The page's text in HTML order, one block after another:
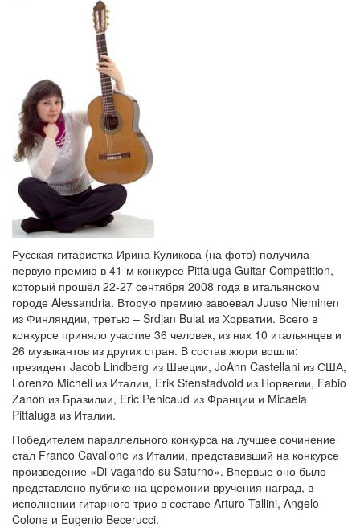
Русская гитаристка Ирина Куликова (на фото) получила
первую премию в 41-м конкурсе Pittaluga Guitar Competition,
который прошёл 22-27 сентября 2008 года в итальянском
городе Alessandria. Вторую премию завоевал Juuso Nieminen
из Финляндии, третью – Srdjan Bulat из Хорватии. Всего в
конкурсе приняло участие 36 человек, из них 10 итальянцев и
26 музыкантов из других стран. В состав жюри вошли:
президент Jacob Lindberg из Швеции, JoAnn Castellani из США,
Lorenzo Micheli из Италии, Erik Stenstadvold из Норвегии, Fabio
Zanon из Бразилии, Eric Penicaud из Франции и Micaela
Pittaluga из Италии.
Победителем параллельного конкурса на лучшее сочинение
стал Franco Cavallone из Италии, представивший на конкурсе
произведение «Di-vagando su Saturno». Впервые оно было
представлено публике на церемонии вручения наград, в
исполнении гитарного трио в составе Arturo Tallini, Angelo
Colone и Eugenio Becerucci.